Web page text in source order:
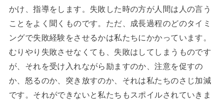
かけ、指導をします。失敗した時の方が人間は人の言う
ことをよく聞くものです。ただ、成長過程のどのタイミ
ングで失敗経験をさせるかは私たちにかかっています。
むりやり失敗させなくても、失敗はしてしまうものです
が、それを受け入れながら励ますのか、注意を促すの
か、怒るのか、突き放すのか、それは私たちのさじ加減
です。それができないと私たちもスポイルされていきま